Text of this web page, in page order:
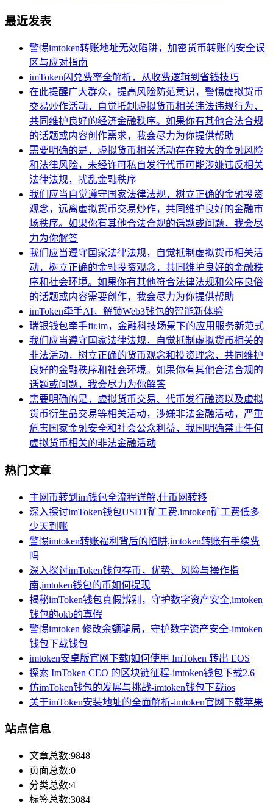
最近发表
警惕imtoken转账地址无效陷阱，加密货币转账的安全误
区与应对指南
imToken闪兑费率全解析，从收费逻辑到省钱技巧
在此提醒广大群众，提高风险防范意识，警惕虚拟货币
交易炒作活动，自觉抵制虚拟货币相关违法违规行为，
共同维护良好的经济金融秩序。如果你有其他合法合规
的话题或内容创作需求，我会尽力为你提供帮助
需要明确的是，虚拟货币相关活动存在较大的金融风险
和法律风险，未经许可私自发行代币可能涉嫌违反相关
法律法规，扰乱金融秩序
我们应当自觉遵守国家法律法规，树立正确的金融投资
观念，远离虚拟货币交易炒作，共同维护良好的金融市
场秩序。如果你有其他合法合规的话题或问题，我会尽
力为你解答
我们应当遵守国家法律法规，自觉抵制虚拟货币相关活
动，树立正确的金融投资观念，共同维护良好的金融秩
序和社会环境。如果你有其他符合法律法规和公序良俗
的话题或内容需要创作，我会尽力为你提供帮助
imToken牵手AI，解锁Web3钱包的智能新体验
瑞银钱包牵手fir.im，金融科技场景下的应用服务新范式
我们应当遵守国家法律法规，自觉抵制虚拟货币相关的
非法活动，树立正确的货币观念和投资理念，共同维护
良好的金融秩序和社会环境。如果你有其他合法合规的
话题或问题，我会尽力为你解答
需要明确的是，虚拟货币交易、代币发行融资以及虚拟
货币衍生品交易等相关活动，涉嫌非法金融活动，严重
危害国家金融安全和社会公众利益，我国明确禁止任何
虚拟货币相关的非法金融活动
热门文章
主网币转到im钱包全流程详解,什币网转移
深入探讨imToken钱包USDT矿工费,imtoken矿工费低多
少天到账
警惕imtoken转账福利背后的陷阱,imtoken转账有手续费
吗
深入探讨imToken钱包存币，优势、风险与操作指
南,imtoken钱包的币如何提现
揭秘imToken钱包真假辨别，守护数字资产安全,imtoken
钱包的okb的真假
警惕imtoken 修改余额骗局，守护数字资产安全-imtoken
钱包下载钱包
imtoken安卓版官网下载|如何使用 ImToken 转出 EOS
探索 ImToken CEO 的区块链征程-imtoken钱包下载2.6
仿imToken钱包的发展与挑战-imtoken钱包下载ios
关于imToken安装地址的全面解析-imtoken官网下载苹果
站点信息
文章总数:9848
页面总数:0
分类总数:4
标签总数:3084